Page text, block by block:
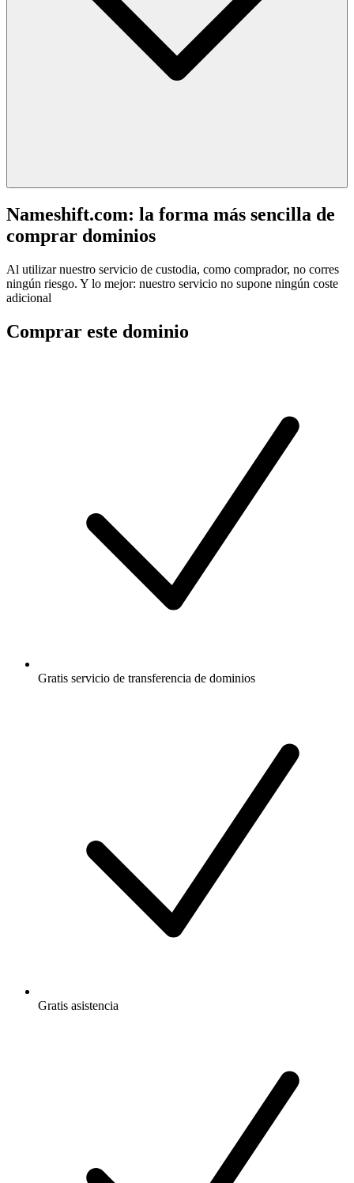
Nameshift.com: la forma más sencilla de
comprar dominios
Al utilizar nuestro servicio de custodia, como comprador, no corres
ningún riesgo. Y lo mejor: nuestro servicio no supone ningún coste
adicional
Comprar este dominio
Gratis servicio de transferencia de dominios
Gratis asistencia